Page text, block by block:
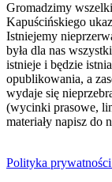
Gromadzimy
Kapuścińskiego
Istniejemy
była dla nas
istnieje i będzie
opublikowania, a
wydaje się
(wycinki prasowe,
materiały napisz do
Polityka